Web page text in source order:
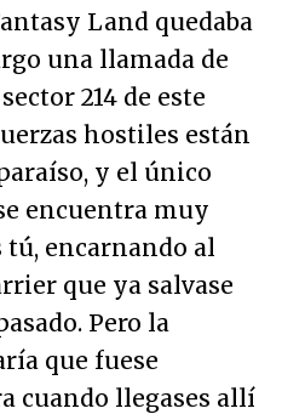
Land quedaba
una llamada de
214 de este
hostiles están
y el único
encuentra muy
tú, encarnando al
que ya salvase
Pero la
que fuese
cuando llegases allí